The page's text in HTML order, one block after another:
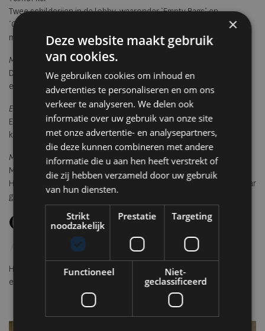
Twee schilderijen in de lobby, waaronder ‘Empty Bags’ en
‘Cocoon’, tonen de herkenbare, gedetailleerde stijl van het duo
met sterke wortels in Rotterdam.
Melissa Moria
De installatie Flowers Forever in Loef onderzoekt thema’s als tijd
en vergankelijkheid via bloemen als dragers van betekenis.
Erwin Zimmerman & Michael Engelaan
Een vinyl-gebaseerd kunstwerk verbindt muziekcultuur en visuele
kunst, geïnspireerd op albumhoezen en florale beelden.
Maritiem Museum Rotterdam
Met het ‘Topstukken’-boek op elke kamer en een aanvullend
History Booklet wordt de maritieme context van de locatie tastbaar
gemaakt.
Opening tijdens Rotterdam
Art Week
Het Curio Art Project opent op 25 maart 2026 met The Blue Hour,
een besloten kunst- en cocktailevenement.
×
Deze website maakt gebruik
van cookies.
We gebruiken cookies om inhoud en
advertenties te personaliseren en om ons
verkeer te analyseren. We delen ook
informatie over uw gebruik van onze site
met onze advertentie- en analysepartners,
die deze kunnen combineren met andere
informatie die u aan hen heeft verstrekt of
die zij hebben verzameld door uw gebruik
van hun diensten.
Strikt
noodzakelijk
Prestatie Targeting
Functioneel
Niet-
geclassificeerd